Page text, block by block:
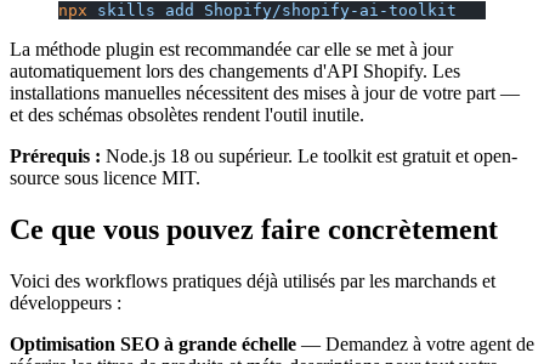
npx skills add Shopify/shopify-ai-toolkit
La méthode plugin est recommandée car elle se met à jour
automatiquement lors des changements d'API Shopify. Les
installations manuelles nécessitent des mises à jour de votre part —
et des schémas obsolètes rendent l'outil inutile.
Prérequis : Node.js 18 ou supérieur. Le toolkit est gratuit et open-
source sous licence MIT.
Ce que vous pouvez faire concrètement
Voici des workflows pratiques déjà utilisés par les marchands et
développeurs :
Optimisation SEO à grande échelle — Demandez à votre agent de